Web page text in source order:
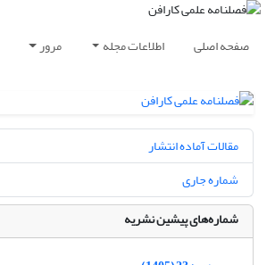
صفحه اصلی اطلاعات مجله مرور
مقالات آماده انتشار
شماره جاری
شماره‌های پیشین نشریه